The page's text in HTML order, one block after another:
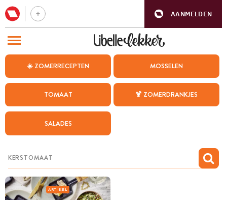
AANMELDEN
☀️ ZOMERRECEPTEN MOSSELEN
TOMAAT 🍹 ZOMERDRANKJES
SALADES
ARTIKEL
BEZOEK ONZE ANDERE WEBSITES
WEEKMENU
CHAT MET MAIA
MIJN BEWAARDE RECEPTEN